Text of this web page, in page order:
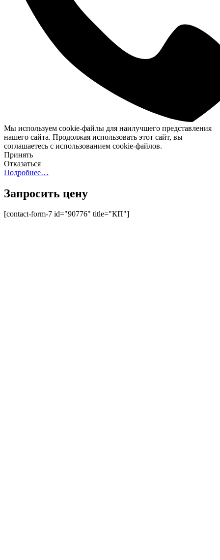
Мы используем cookie-файлы для наилучшего представления
нашего сайта. Продолжая использовать этот сайт, вы
соглашаетесь с использованием cookie-файлов.
Принять
Отказаться
Подробнее…
Запросить цену
[contact-form-7 id="90776" title="КП"]